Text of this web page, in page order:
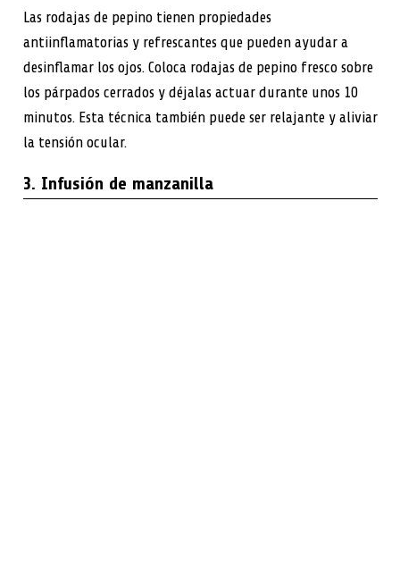
Las rodajas de pepino tienen propiedades
antiinflamatorias y refrescantes que pueden ayudar a
desinflamar los ojos. Coloca rodajas de pepino fresco sobre
los párpados cerrados y déjalas actuar durante unos 10
minutos. Esta técnica también puede ser relajante y aliviar
la tensión ocular.
3. Infusión de manzanilla